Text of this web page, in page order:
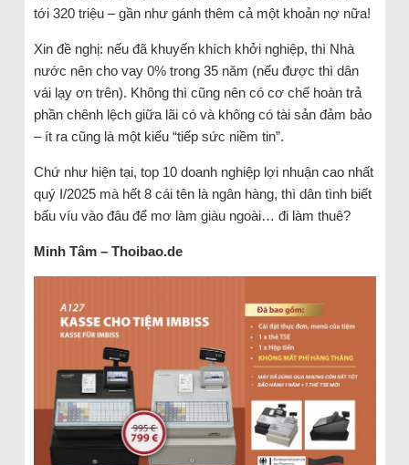
tới 320 triệu – gần như gánh thêm cả một khoản nợ nữa!
Xin đề nghị: nếu đã khuyến khích khởi nghiệp, thì Nhà
nước nên cho vay 0% trong 35 năm (nếu được thì dân
vái lạy ơn trên). Không thì cũng nên có cơ chế hoàn trả
phần chênh lệch giữa lãi có và không có tài sản đảm bảo
– ít ra cũng là một kiểu “tiếp sức niềm tin”.
Chứ như hiện tại, top 10 doanh nghiệp lợi nhuận cao nhất
quý I/2025 mà hết 8 cái tên là ngân hàng, thì dân tình biết
bấu víu vào đâu để mơ làm giàu ngoài… đi làm thuê?
Minh Tâm – Thoibao.de